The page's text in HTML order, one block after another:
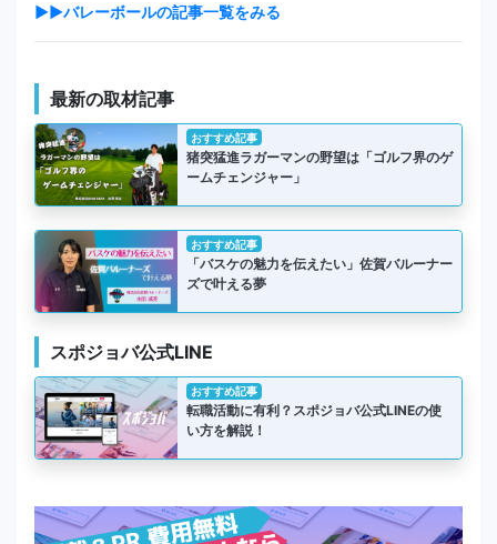
▶▶バレーボールの記事一覧をみる
最新の取材記事
おすすめ記事
猪突猛進ラガーマンの野望は「ゴルフ界のゲ
ームチェンジャー」
おすすめ記事
「バスケの魅力を伝えたい」佐賀バルーナー
ズで叶える夢
スポジョバ公式LINE
おすすめ記事
転職活動に有利？スポジョバ公式LINEの使
い方を解説！